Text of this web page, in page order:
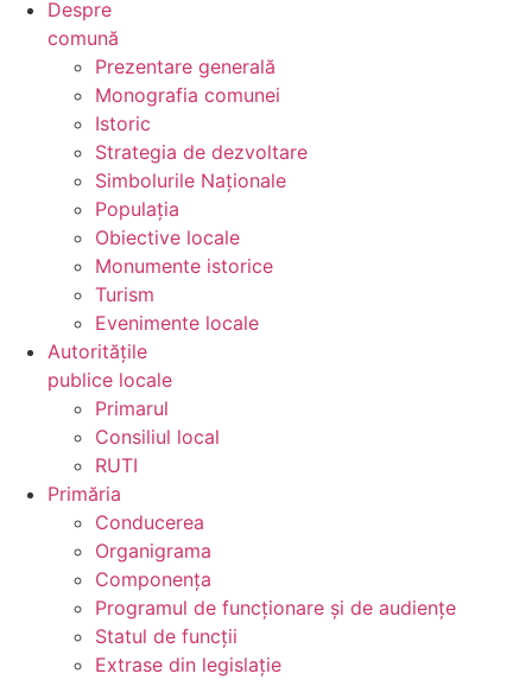
Despre
comună
Prezentare generală
Monografia comunei
Istoric
Strategia de dezvoltare
Simbolurile Naționale
Populația
Obiective locale
Monumente istorice
Turism
Evenimente locale
Autoritățile
publice locale
Primarul
Consiliul local
RUTI
Primăria
Conducerea
Organigrama
Componența
Programul de funcționare și de audiențe
Statul de funcții
Extrase din legislație